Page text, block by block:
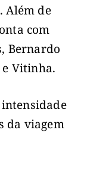
Além de
com
Bernardo
e Vitinha.
da viagem